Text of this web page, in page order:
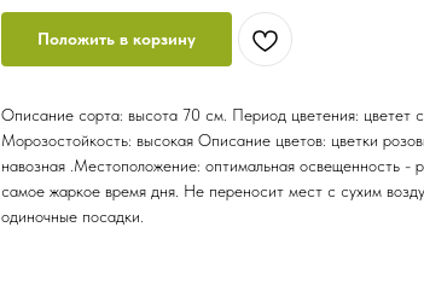
Положить в корзину
Описание сорта: высота 70 см. Период цветения: цветет
Морозостойкость: высокая Описание цветов: цветки
навозная .Местоположение: оптимальная освещенность -
самое жаркое время дня. Не переносит мест с сухим
одиночные посадки.